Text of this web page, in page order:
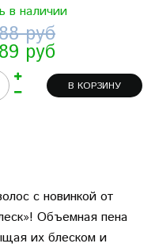
в наличии
руб
руб
В КОРЗИНУ
с новинкой от
Объемная пена
их блеском и